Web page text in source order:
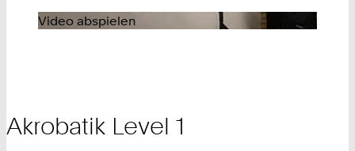
Video abspielen
Akrobatik Level 1